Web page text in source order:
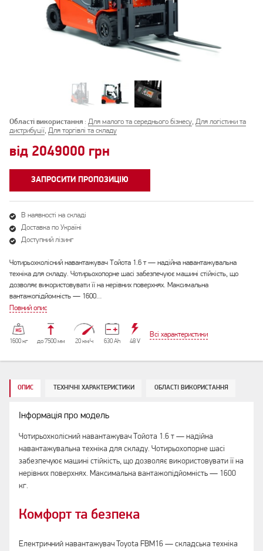
Області використання : Для малого та середнього бізнесу, Для логістики та
дистрибуції, Для торгівлі та складу
від 2049000 грн
ЗАПРОСИТИ ПРОПОЗИЦІЮ
В наявності на складі
Доставка по Україні
Доступний лізинг
Чотирьохколісний навантажувач Тойота 1.6 т — надійна навантажувальна
техніка для складу. Чотирьохопорне шасі забезпечуює машині стійкість, що
дозволяє використовувати її на нерівних поверхнях. Максимальна
вантажопідйомність — 1600…
Повний опис
1600 кг до 7500 мм 20 км/ч 630 Аh 48 V
Всі характеристики
ОПИС ТЕХНІЧНІ ХАРАКТЕРИСТИКИ ОБЛАСТІ ВИКОРИСТАННЯ
Інформація про модель
Чотирьохколісний навантажувач Тойота 1.6 т — надійна
навантажувальна техніка для складу. Чотирьохопорне шасі
забезпечуює машині стійкість, що дозволяє використовувати її на
нерівних поверхнях. Максимальна вантажопідйомність — 1600
кг.
Комфорт та безпека
Електричний навантажувач Toyota FBM16 — складська техніка